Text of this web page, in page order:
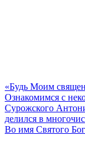
«Будь Моим
Ознакомимся с
Сурожского
делился в
Во имя Святого